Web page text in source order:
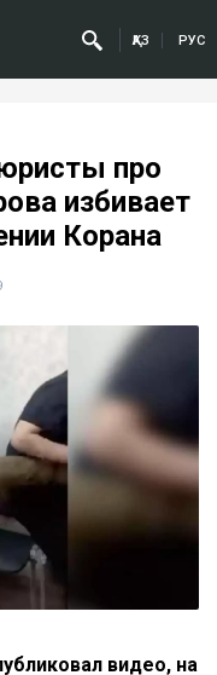
ҚАЗ РУС
про
избивает
Корана
видео, на